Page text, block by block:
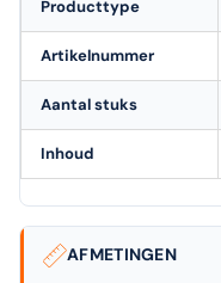
Producttype
Artikelnummer
Aantal stuks
Inhoud
AFMETINGEN